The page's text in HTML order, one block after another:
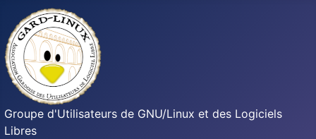
Groupe d'Utilisateurs de GNU/Linux et des Logiciels
Libres